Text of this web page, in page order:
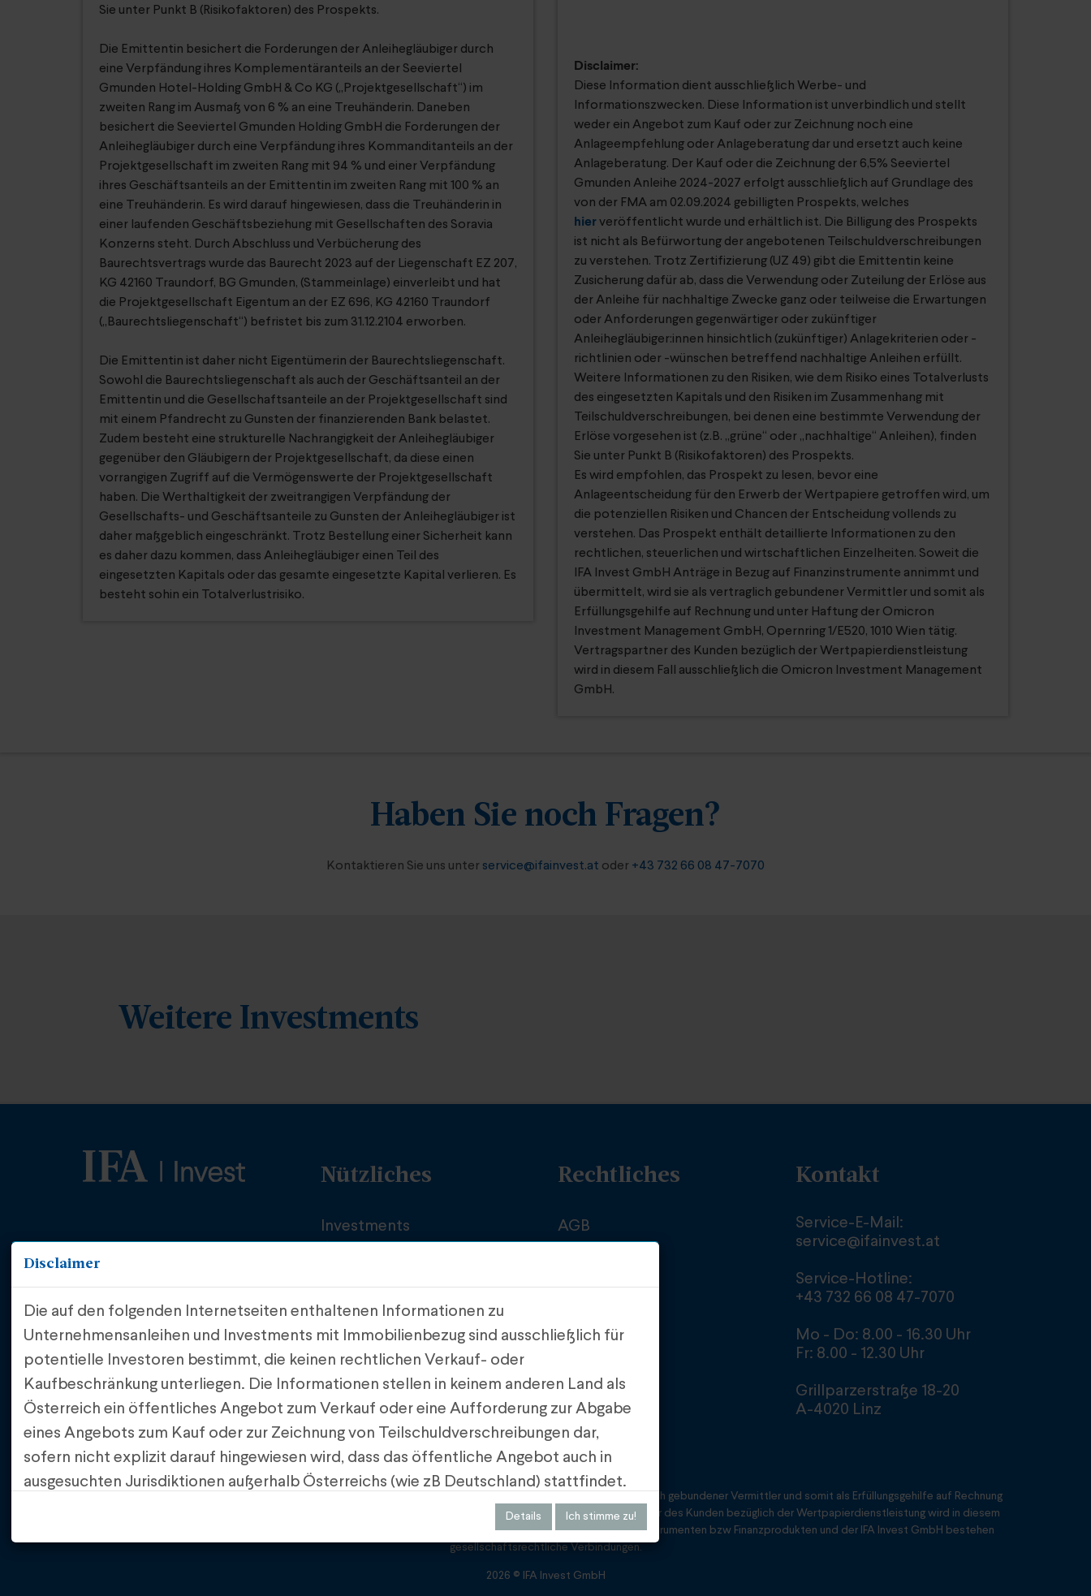
Sie unter Punkt B (Risikofaktoren) des Prospekts.
Die Emittentin besichert die Forderungen der Anleihegläubiger durch
eine Verpfändung ihres Komplementäranteils an der Seeviertel
Gmunden Hotel-Holding GmbH & Co KG („Projektgesellschaft“) im
zweiten Rang im Ausmaß von 6 % an eine Treuhänderin. Daneben
besichert die Seeviertel Gmunden Holding GmbH die Forderungen der
Anleihegläubiger durch eine Verpfändung ihres Kommanditanteils an der
Projektgesellschaft im zweiten Rang mit 94 % und einer Verpfändung
ihres Geschäftsanteils an der Emittentin im zweiten Rang mit 100 % an
eine Treuhänderin. Es wird darauf hingewiesen, dass die Treuhänderin in
einer laufenden Geschäftsbeziehung mit Gesellschaften des Soravia
Konzerns steht. Durch Abschluss und Verbücherung des
Baurechtsvertrags wurde das Baurecht 2023 auf der Liegenschaft EZ 207,
KG 42160 Traundorf, BG Gmunden, (Stammeinlage) einverleibt und hat
die Projektgesellschaft Eigentum an der EZ 696, KG 42160 Traundorf
(„Baurechtsliegenschaft“) befristet bis zum 31.12.2104 erworben.
Die Emittentin ist daher nicht Eigentümerin der Baurechtsliegenschaft.
Sowohl die Baurechtsliegenschaft als auch der Geschäftsanteil an der
Emittentin und die Gesellschaftsanteile an der Projektgesellschaft sind
mit einem Pfandrecht zu Gunsten der finanzierenden Bank belastet.
Zudem besteht eine strukturelle Nachrangigkeit der Anleihegläubiger
gegenüber den Gläubigern der Projektgesellschaft, da diese einen
vorrangigen Zugriff auf die Vermögenswerte der Projektgesellschaft
haben. Die Werthaltigkeit der zweitrangigen Verpfändung der
Gesellschafts- und Geschäftsanteile zu Gunsten der Anleihegläubiger ist
daher maßgeblich eingeschränkt. Trotz Bestellung einer Sicherheit kann
es daher dazu kommen, dass Anleihegläubiger einen Teil des
eingesetzten Kapitals oder das gesamte eingesetzte Kapital verlieren. Es
besteht sohin ein Totalverlustrisiko.
Disclaimer:
Diese Information dient ausschließlich Werbe- und
Informationszwecken. Diese Information ist unverbindlich und stellt
weder ein Angebot zum Kauf oder zur Zeichnung noch eine
Anlageempfehlung oder Anlageberatung dar und ersetzt auch keine
Anlageberatung. Der Kauf oder die Zeichnung der 6,5% Seeviertel
Gmunden Anleihe 2024-2027 erfolgt ausschließlich auf Grundlage des
von der FMA am 02.09.2024 gebilligten Prospekts, welches
hierveröffentlicht wurde und erhältlich ist. Die Billigung des Prospekts
ist nicht als Befürwortung der angebotenen Teilschuldverschreibungen
zu verstehen. Trotz Zertifizierung (UZ 49) gibt die Emittentin keine
Zusicherung dafür ab, dass die Verwendung oder Zuteilung der Erlöse aus
der Anleihe für nachhaltige Zwecke ganz oder teilweise die Erwartungen
oder Anforderungen gegenwärtiger oder zukünftiger
Anleihegläubiger:innen hinsichtlich (zukünftiger) Anlagekriterien oder -
richtlinien oder -wünschen betreffend nachhaltige Anleihen erfüllt.
Weitere Informationen zu den Risiken, wie dem Risiko eines Totalverlusts
des eingesetzten Kapitals und den Risiken im Zusammenhang mit
Teilschuldverschreibungen, bei denen eine bestimmte Verwendung der
Erlöse vorgesehen ist (z.B. „grüne“ oder „nachhaltige“ Anleihen), finden
Sie unter Punkt B (Risikofaktoren) des Prospekts.
Es wird empfohlen, das Prospekt zu lesen, bevor eine
Anlageentscheidung für den Erwerb der Wertpapiere getroffen wird, um
die potenziellen Risiken und Chancen der Entscheidung vollends zu
verstehen. Das Prospekt enthält detaillierte Informationen zu den
rechtlichen, steuerlichen und wirtschaftlichen Einzelheiten. Soweit die
IFA Invest GmbH Anträge in Bezug auf Finanzinstrumente annimmt und
übermittelt, wird sie als vertraglich gebundener Vermittler und somit als
Erfüllungsgehilfe auf Rechnung und unter Haftung der Omicron
Investment Management GmbH, Opernring 1/E520, 1010 Wien tätig.
Vertragspartner des Kunden bezüglich der Wertpapierdienstleistung
wird in diesem Fall ausschließlich die Omicron Investment Management
GmbH.
Haben Sie noch Fragen?
Kontaktieren Sie uns unter service@ifainvest.at oder +43 732 66 08 47-7070
Weitere Investments
Disclaimer
Die auf den folgenden Internetseiten enthaltenen Informationen zu
Unternehmensanleihen und Investments mit Immobilienbezug sind ausschließlich für
potentielle Investoren bestimmt, die keinen rechtlichen Verkauf- oder
Kaufbeschränkung unterliegen. Die Informationen stellen in keinem anderen Land als
Österreich ein öffentliches Angebot zum Verkauf oder eine Aufforderung zur Abgabe
eines Angebots zum Kauf oder zur Zeichnung von Teilschuldverschreibungen dar,
sofern nicht explizit darauf hingewiesen wird, dass das öffentliche Angebot auch in
ausgesuchten Jurisdiktionen außerhalb Österreichs (wie zB Deutschland) stattfindet.
Das öffentliche Angebot erfolgt ausschließlich für die Teilschuldverschreibungen auf
Grundlage eines Kapitalmarktprospekts, der von der Finanzmarktaufsicht gebilligt
wurde oder – sofern eine Ausnahme von der Kapitalmarktprospektpflicht besteht -
anderer von der jeweiligen Emittentin zur Verfügung gestellten Projekt- und
Details Ich stimme zu!
Nützliches
Investments
Rechtliches
AGB
Kontakt
Service-E-Mail:
service@ifainvest.at
Service-Hotline:
+43 732 66 08 47-7070
Mo - Do: 8.00 - 16.30 Uhr
Fr: 8.00 - 12.30 Uhr
Grillparzerstraße 18-20
A-4020 Linz
Soweit die IFA Invest GmbH Anträge in Bezug auf Finanzinstrumente annimmt und übermittelt, wird sie als vertraglich gebundener Vermittler und somit als Erfüllungsgehilfe auf Rechnung
und unter Haftung der Omicron Investment Management GmbH, Opernring 1/E520, 1010 Wien tätig. Vertragspartner des Kunden bezüglich der Wertpapierdienstleistung wird in diesem
Fall ausschließlich die Omicron Investment Management GmbH. Zwischen Emittenten von vermittelten Finanzinstrumenten bzw Finanzprodukten und der IFA Invest GmbH bestehen
gesellschaftsrechtliche Verbindungen.
2026 © IFA Invest GmbH